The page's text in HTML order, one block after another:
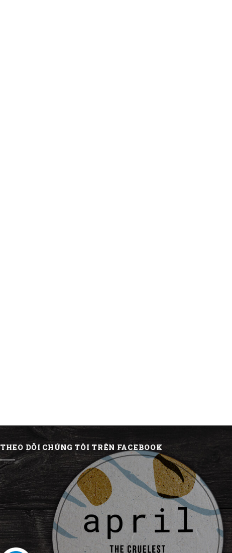
THEO DÕI CHÚNG TÔI TRÊN FACEBOOK